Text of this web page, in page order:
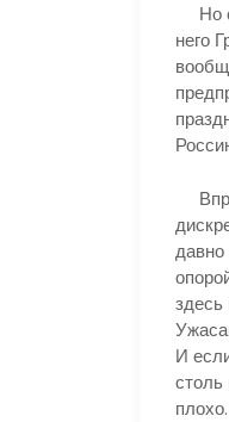
Но
него
И
плохо.